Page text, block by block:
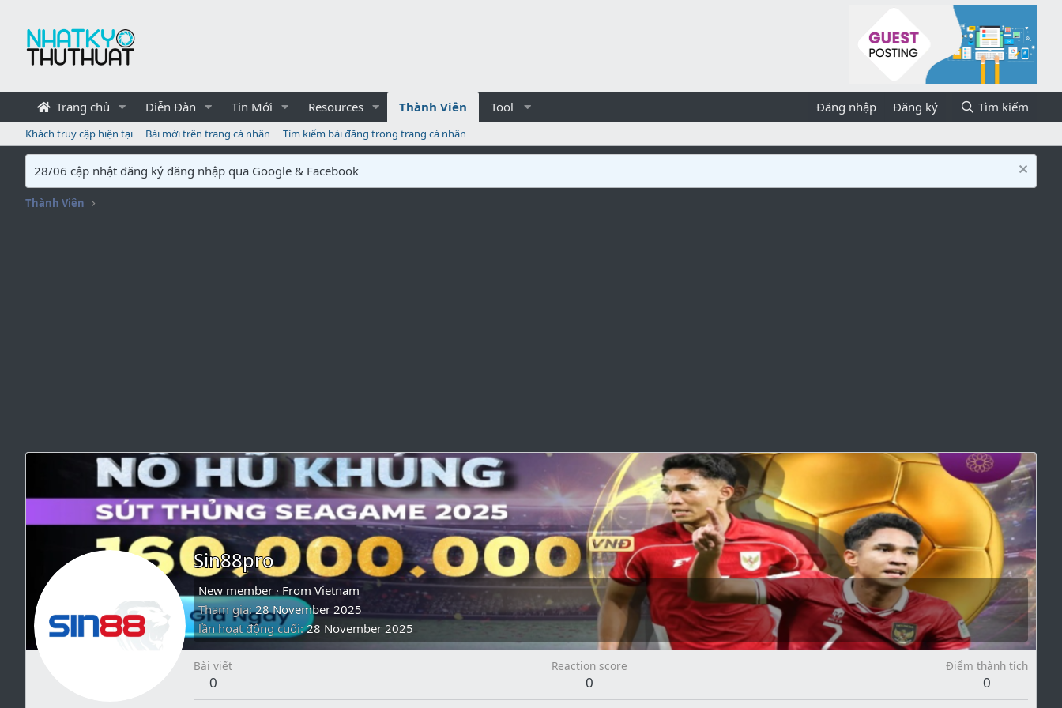
Trang chủ Diễn Đàn Tin Mới Resources Thành Viên Tool Đăng nhập Đăng ký Tìm kiếm
Khách truy cập hiện tại Bài mới trên trang cá nhân Tìm kiếm bài đăng trong trang cá nhân
28/06 cập nhật đăng ký đăng nhập qua Google & Facebook
Thành Viên
Sin88pro
New member · From Vietnam
Tham gia 28 November 2025
lần hoạt động cuối 28 November 2025
Bài viết
0
Reaction score
0
Điểm thành tích
0